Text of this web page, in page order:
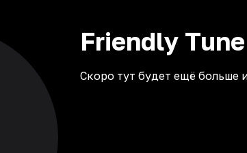
Friendly Tune
Скоро тут будет ещё больше